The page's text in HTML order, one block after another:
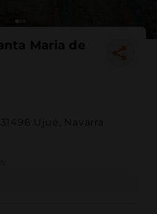
Maria de
Ujué, Navarra